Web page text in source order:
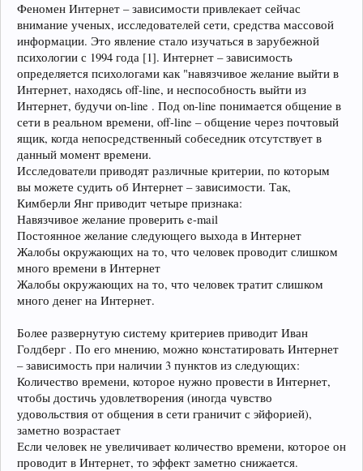
Феномен Интернет – зависимости привлекает сейчас
внимание ученых, исследователей сети, средства массовой
информации. Это явление стало изучаться в зарубежной
психологии с 1994 года [1]. Интернет – зависимость
определяется психологами как "навязчивое желание выйти в
Интернет, находясь off-line, и неспособность выйти из
Интернет, будучи on-line . Под on-line понимается общение в
сети в реальном времени, off-line – общение через почтовый
ящик, когда непосредственный собеседник отсутствует в
данный момент времени.
Исследователи приводят различные критерии, по которым
вы можете судить об Интернет – зависимости. Так,
Кимберли Янг приводит четыре признака:
Навязчивое желание проверить e-mail
Постоянное желание следующего выхода в Интернет
Жалобы окружающих на то, что человек проводит слишком
много времени в Интернет
Жалобы окружающих на то, что человек тратит слишком
много денег на Интернет.
Более развернутую систему критериев приводит Иван
Голдберг . По его мнению, можно констатировать Интернет
– зависимость при наличии 3 пунктов из следующих:
Количество времени, которое нужно провести в Интернет,
чтобы достичь удовлетворения (иногда чувство
удовольствия от общения в сети граничит с эйфорией),
заметно возрастает
Если человек не увеличивает количество времени, которое он
проводит в Интернет, то эффект заметно снижается.